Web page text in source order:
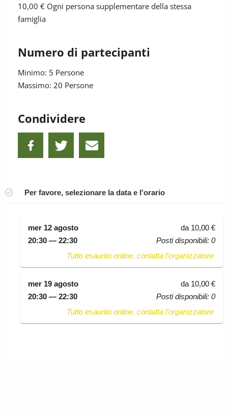
10,00 € Ogni persona supplementare della stessa
famiglia
Numero di partecipanti
Minimo: 5 Persone
Massimo: 20 Persone
Condividere